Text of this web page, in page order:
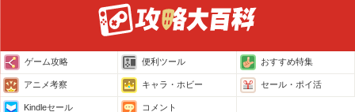
ゲーム攻略 便利ツール おすすめ特集
アニメ考察 キャラ・ホビー セール・ポイ活
Kindleセール コメント